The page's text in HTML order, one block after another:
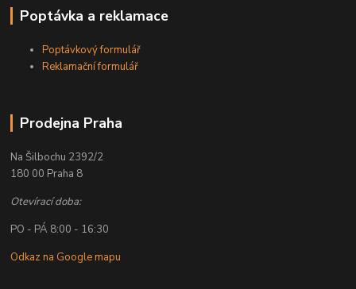
Poptávka a reklamace
Poptávkový formulář
Reklamační formulář
Prodejna Praha
Na Šilbochu 2392/2
180 00 Praha 8
Otevírací doba:
PO - PÁ 8:00 - 16:30
Odkaz na Google mapu